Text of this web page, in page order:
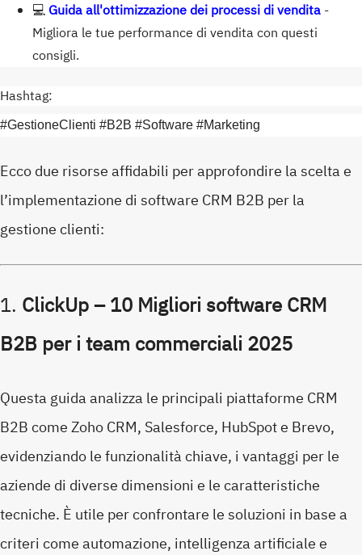
💻 Guida all'ottimizzazione dei processi di vendita -
Migliora le tue performance di vendita con questi
consigli.
Hashtag:
#GestioneClienti #B2B #Software #Marketing
Ecco due risorse affidabili per approfondire la scelta e
l’implementazione di software CRM B2B per la
gestione clienti:
1. ClickUp – 10 Migliori software CRM
B2B per i team commerciali 2025
Questa guida analizza le principali piattaforme CRM
B2B come Zoho CRM, Salesforce, HubSpot e Brevo,
evidenziando le funzionalità chiave, i vantaggi per le
aziende di diverse dimensioni e le caratteristiche
tecniche. È utile per confrontare le soluzioni in base a
criteri come automazione, intelligenza artificiale e